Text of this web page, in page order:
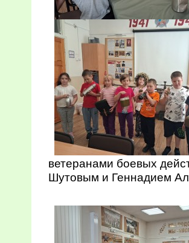
ветеранами боевых
Шутовым и Геннадием